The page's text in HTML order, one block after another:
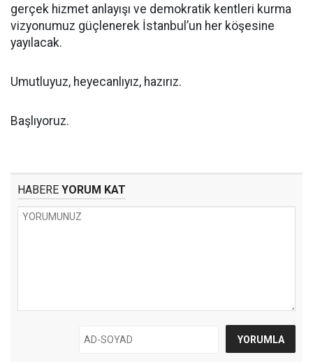
gerçek hizmet anlayışı ve demokratik kentleri kurma
vizyonumuz güçlenerek İstanbul’un her köşesine
yayılacak.
Umutluyuz, heyecanlıyız, hazırız.
Başlıyoruz.
HABERE YORUM KAT